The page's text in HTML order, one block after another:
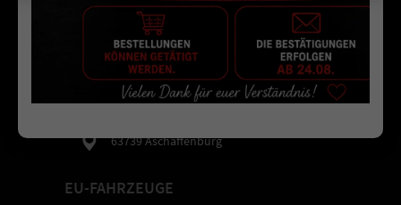
EU-MAYER
Mo-Fr 8-12 & 13-18 Uhr
06021 / 44 88 99-19
info@eu-mayer.de
63739 Aschaffenburg
EU-FAHRZEUGE